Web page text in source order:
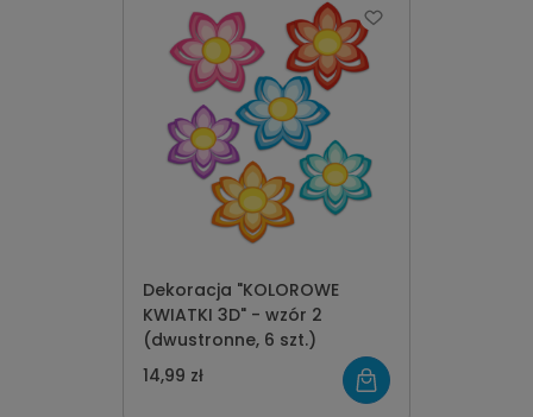
Dekoracja "KOLOROWE
KWIATKI 3D" - wzór 2
(dwustronne, 6 szt.)
14,99 zł